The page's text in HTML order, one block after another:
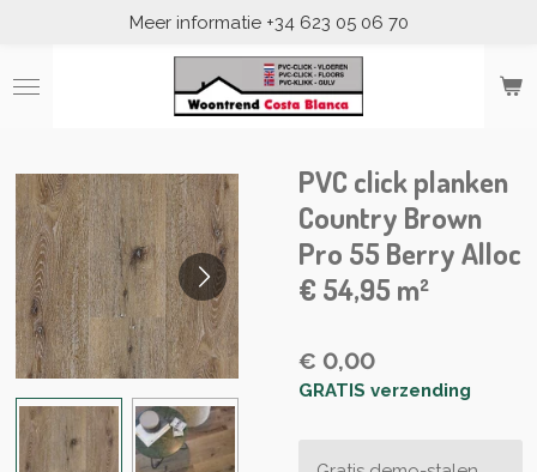
naar
Meer informatie +34 623 05 06 70
PVC click planken
Country Brown
Pro 55 Berry Alloc
€ 54,95 m²
€ 0,00
GRATIS verzending